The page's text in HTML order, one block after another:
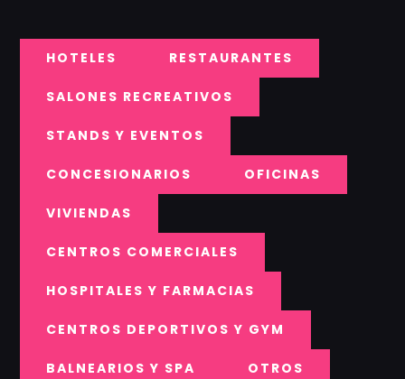
HOTELES RESTAURANTES
SALONES RECREATIVOS
STANDS Y EVENTOS
CONCESIONARIOS OFICINAS
VIVIENDAS
CENTROS COMERCIALES
HOSPITALES Y FARMACIAS
CENTROS DEPORTIVOS Y GYM
BALNEARIOS Y SPA OTROS